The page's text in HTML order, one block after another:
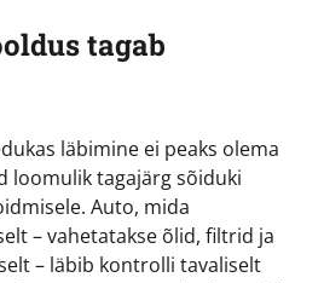
tagab
läbimine ei peaks olema
loomulik tagajärg sõiduki
Auto, mida
– vahetatakse õlid, filtrid ja
– läbib kontrolli tavaliselt